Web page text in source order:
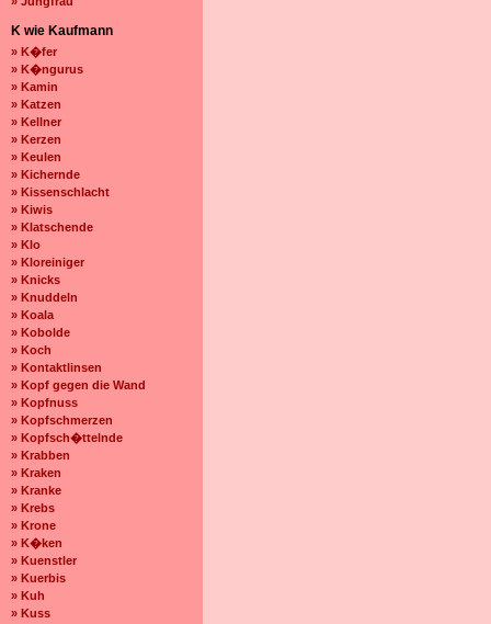
K wie Kaufmann
» K�fer
» K�ngurus
» Kamin
» Katzen
» Kellner
» Kerzen
» Keulen
» Kichernde
» Kissenschlacht
» Kiwis
» Klatschende
» Klo
» Kloreiniger
» Knicks
» Knuddeln
» Koala
» Kobolde
» Koch
» Kontaktlinsen
» Kopf gegen die Wand
» Kopfnuss
» Kopfschmerzen
» Kopfsch�ttelnde
» Krabben
» Kraken
» Kranke
» Krebs
» Krone
» K�ken
» Kuenstler
» Kuerbis
» Kuh
» Kuss